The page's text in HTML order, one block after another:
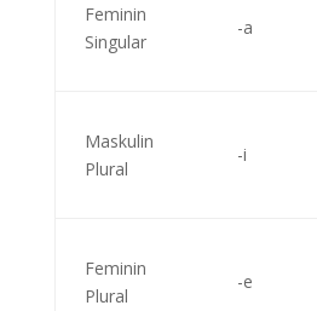
Feminin
Singular
-a
Maskulin
Plural
-i
Feminin
Plural
-e